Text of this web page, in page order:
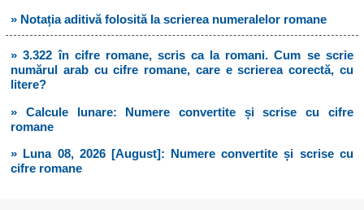
» Notația aditivă folosită la scrierea numeralelor romane
» 3.322 în cifre romane, scris ca la romani. Cum se scrie
numărul arab cu cifre romane, care e scrierea corectă, cu
litere?
» Calcule lunare: Numere convertite și scrise cu cifre
romane
» Luna 08, 2026 [August]: Numere convertite și scrise cu
cifre romane